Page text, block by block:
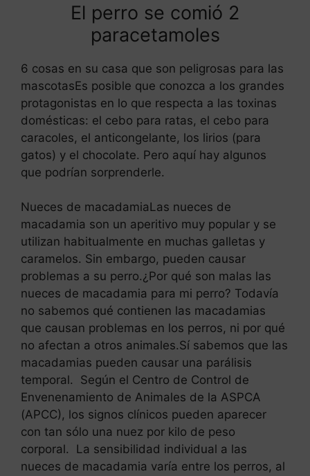
El perro se comió 2
paracetamoles
6 cosas en su casa que son peligrosas para las
mascotasEs posible que conozca a los grandes
protagonistas en lo que respecta a las toxinas
domésticas: el cebo para ratas, el cebo para
caracoles, el anticongelante, los lirios (para
gatos) y el chocolate. Pero aquí hay algunos
que podrían sorprenderle.
Nueces de macadamiaLas nueces de
macadamia son un aperitivo muy popular y se
utilizan habitualmente en muchas galletas y
caramelos. Sin embargo, pueden causar
problemas a su perro.¿Por qué son malas las
nueces de macadamia para mi perro? Todavía
no sabemos qué contienen las macadamias
que causan problemas en los perros, ni por qué
no afectan a otros animales.Sí sabemos que las
macadamias pueden causar una parálisis
temporal. Según el Centro de Control de
Envenenamiento de Animales de la ASPCA
(APCC), los signos clínicos pueden aparecer
con tan sólo una nuez por kilo de peso
corporal. La sensibilidad individual a las
nueces de macadamia varía entre los perros, al